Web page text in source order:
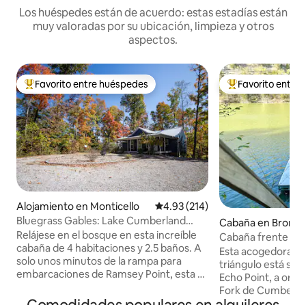
Los huéspedes están de acuerdo: estas estadías están
muy valoradas por su ubicación, limpieza y otros
aspectos.
Favorito entre huéspedes preferido
Favorito entre huéspedes
Alojamiento en Monticello Calificación promedio: 4.93 de
4.93 (214)
Bluegrass Gables: Lake Cumberland
Cottage
Relájese en el bosque en esta increíble
cabaña de 4 habitaciones y 2.5 baños. A
solo unos minutos de la rampa para
embarcaciones de Ramsey Point, esta es
Cumberland. Trae tu barco; amplio
Favorito entre
Favorito entre
Cabaña en
Cabaña frente al
Esta acogedora
triángulo está
Echo Point, a
Fork de